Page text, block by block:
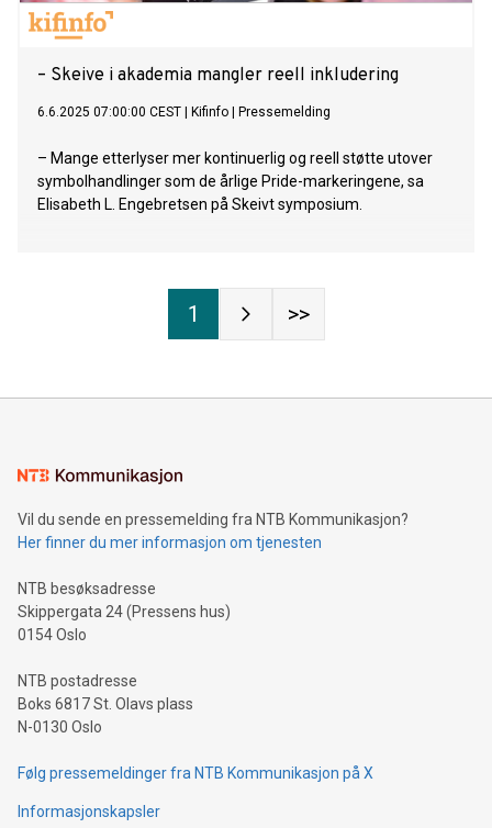
– Skeive i akademia mangler reell inkludering
6.6.2025 07:00:00 CEST Kifinfo Pressemelding
– Mange etterlyser mer kontinuerlig og reell støtte utover
symbolhandlinger som de årlige Pride-markeringene, sa
Elisabeth L. Engebretsen på Skeivt symposium.
1 >>
Vil du sende en pressemelding fra NTB Kommunikasjon?
Her finner du mer informasjon om tjenesten
NTB besøksadresse
Skippergata 24 (Pressens hus)
0154 Oslo
NTB postadresse
Boks 6817 St. Olavs plass
N-0130 Oslo
Følg pressemeldinger fra NTB Kommunikasjon på X
Informasjonskapsler